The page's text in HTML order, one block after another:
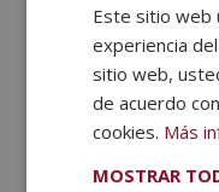
relacionada con
biología, química
Escuela de
licenciatura,
medicinay
Medicina (MD)
Este sitio web
experiencia
sitio web,
de acuerdo
cookies. Más
MOSTRAR